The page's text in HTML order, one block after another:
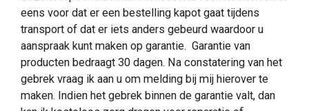
eens voor dat er een bestelling kapot gaat tijdens
transport of dat er iets anders gebeurd waardoor u
aanspraak kunt maken op garantie. Garantie van
producten bedraagt 30 dagen. Na constatering van het
gebrek vraag ik aan u om melding bij mij hierover te
maken. Indien het gebrek binnen de garantie valt, dan